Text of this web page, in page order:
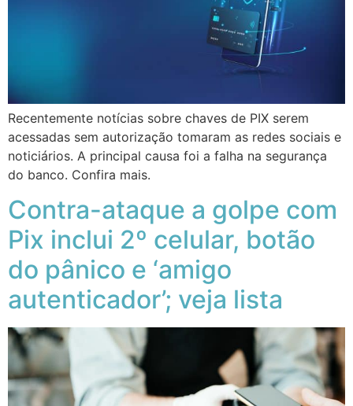
Recentemente notícias sobre chaves de PIX serem
acessadas sem autorização tomaram as redes sociais e
noticiários. A principal causa foi a falha na segurança
do banco. Confira mais.
Contra-ataque a golpe com
Pix inclui 2º celular, botão
do pânico e ‘amigo
autenticador’; veja lista